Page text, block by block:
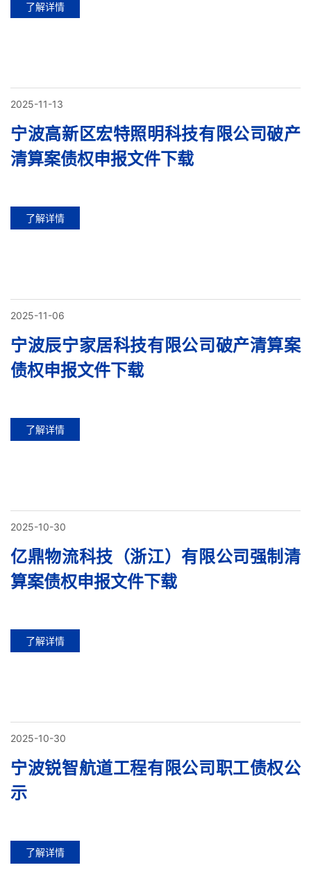
了解详情
2025-11-13
宁波高新区宏特照明科技有限公司破产
清算案债权申报文件下载
了解详情
2025-11-06
宁波辰宁家居科技有限公司破产清算案
债权申报文件下载
了解详情
2025-10-30
亿鼎物流科技（浙江）有限公司强制清
算案债权申报文件下载
了解详情
2025-10-30
宁波锐智航道工程有限公司职工债权公
示
了解详情